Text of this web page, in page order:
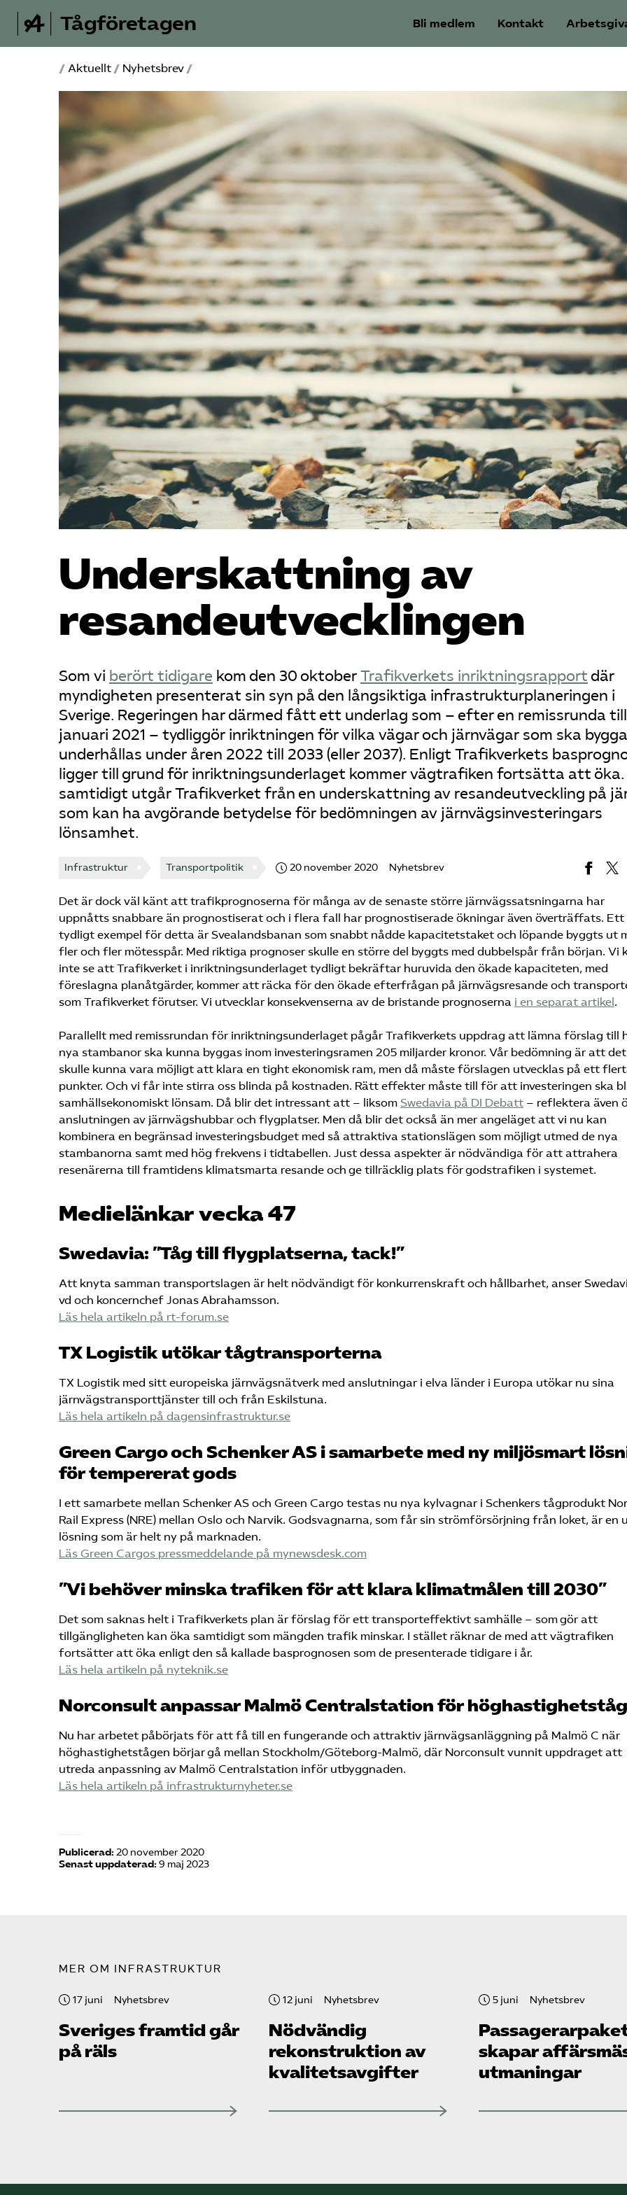
Tågföretagen Bli medlem Kontakt
/ Aktuellt / Nyhetsbrev /
Underskattning av
resande­utvecklingen
Som vi berört tidigare kom den 30 oktoberTrafikverkets inriktningsrapport där
myndigheten presenterat sin syn på den långsiktiga infrastrukturplaneringen i
Sverige. Regeringen har därmed fått ett underlag som – efter en remissrunda till
januari 2021 – tydliggör inriktningen för vilka vägar och järnvägar som ska
underhållas under åren 2022 till 2033 (eller 2037). Enligt Trafikverkets
ligger till grund för inriktningsunderlaget kommer vägtrafiken fortsätta att öka.
samtidigt utgår Trafikverket från en underskattning av resandeutveckling på
som kan ha avgörande betydelse för bedömningen av järnvägsinvesteringars
lönsamhet.
Infrastruktur Transportpolitik 20 november 2020 Nyhetsbrev
Det är dock väl känt att trafikprognoserna för många av de senaste större järnvägssatsningarna har
uppnåtts snabbare än prognostiserat och i flera fall har prognostiserade ökningar även överträffats. Ett
tydligt exempel för detta är Svealandsbanan som snabbt nådde kapacitetstaket och löpande byggts ut
fler och fler mötesspår. Med riktiga prognoser skulle en större del byggts med dubbelspår från början. Vi
inte se att Trafikverket i inriktningsunderlaget tydligt bekräftar huruvida den ökade kapaciteten, med
föreslagna planåtgärder, kommer att räcka för den ökade efterfrågan på järnvägsresande och
som Trafikverket förutser. Vi utvecklar konsekvenserna av de bristande prognoserna i en separat artikel.
Parallellt med remissrundan för inriktningsunderlaget pågår Trafikverkets uppdrag att lämna förslag till
nya stambanor ska kunna byggas inom investeringsramen 205 miljarder kronor. Vår bedömning är att det
skulle kunna vara möjligt att klara en tight ekonomisk ram, men då måste förslagen utvecklas på ett
punkter. Och vi får inte stirra oss blinda på kostnaden. Rätt effekter måste till för att investeringen ska
samhällsekonomiskt lönsam. Då blir det intressant att – liksom Swedavia på DI Debatt – reflektera även
anslutningen av järnvägshubbar och flygplatser. Men då blir det också än mer angeläget att vi nu kan
kombinera en begränsad investeringsbudget med så attraktiva stationslägen som möjligt utmed de nya
stambanorna samt med hög frekvens i tidtabellen. Just dessa aspekter är nödvändiga för att attrahera
resenärerna till framtidens klimatsmarta resande och ge tillräcklig plats för godstrafiken i systemet.
Medielänkar vecka 47
Swedavia: ”Tåg till flygplatserna, tack!”
Att knyta samman transportslagen är helt nödvändigt för konkurrenskraft och hållbarhet, anser
vd och koncernchef Jonas Abrahamsson.
Läs hela artikeln på rt-forum.se
TX Logistik utökar tågtransporterna
TX Logistik med sitt europeiska järnvägsnätverk med anslutningar i elva länder i Europa utökar nu sina
järnvägstransporttjänster till och från Eskilstuna.
Läs hela artikeln på dagensinfrastruktur.se
Green Cargo och Schenker AS i samarbete med ny miljösmart
för tempererat gods
I ett samarbete mellan Schenker AS och Green Cargo testas nu nya kylvagnar i Schenkers tågprodukt
Rail Express (NRE) mellan Oslo och Narvik. Godsvagnarna, som får sin strömförsörjning från loket, är en
lösning som är helt ny på marknaden.
Läs Green Cargos pressmeddelande på mynewsdesk.com
”Vi behöver minska trafiken för att klara klimatmålen till 2030”
Det som saknas helt i Trafikverkets plan är förslag för ett transporteffektivt samhälle – som gör att
tillgängligheten kan öka samtidigt som mängden trafik minskar. I stället räknar de med att vägtrafiken
fortsätter att öka enligt den så kallade basprognosen som de presenterade tidigare i år.
Läs hela artikeln på nyteknik.se
Norconsult anpassar Malmö Centralstation för höghastighetståg
Nu har arbetet påbörjats för att få till en fungerande och attraktiv järnvägsanläggning på Malmö C när
höghastighetstågen börjar gå mellan Stockholm/Göteborg-Malmö, där Norconsult vunnit uppdraget att
utreda anpassning av Malmö Centralstation inför utbyggnaden.
Läs hela artikeln på infrastrukturnyheter.se
Publicerad: 20 november 2020
Senast uppdaterad: 9 maj 2023
MER OM INFRASTRUKTUR
17 juni Nyhetsbrev
Sveriges framtid går
på räls
12 juni Nyhetsbrev
Nödvändig
rekonstruktion av
kvalitetsavgifter
5 juni Nyhetsbrev
skapar
utmaningar